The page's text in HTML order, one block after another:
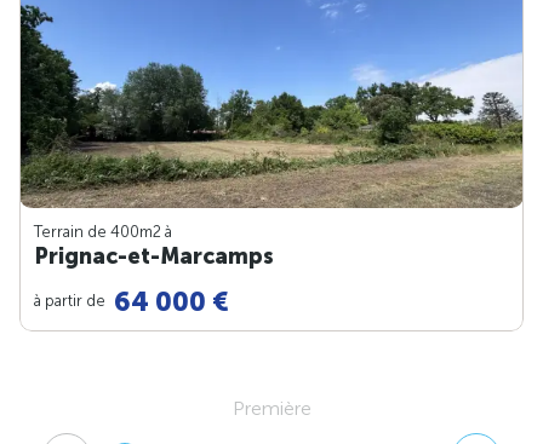
Terrain de 400m2 à
Prignac-et-Marcamps
à partir de 64 000 €
Première